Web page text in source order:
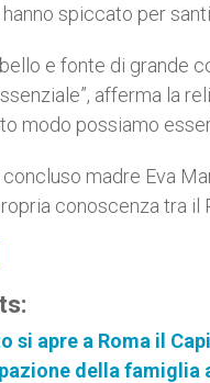
spiccato per
e fonte di grande
afferma la
modo possiamo
concluso madre Eva
conoscenza tra il
si apre a Roma il
della famiglia